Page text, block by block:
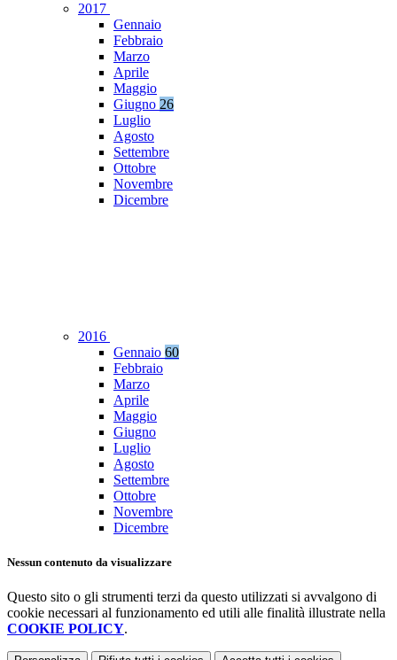
2017
Gennaio
Febbraio
Marzo
Aprile
Maggio
Giugno 26
Luglio
Agosto
Settembre
Ottobre
Novembre
Dicembre
2016
Gennaio 60
Febbraio
Marzo
Aprile
Maggio
Giugno
Luglio
Agosto
Settembre
Ottobre
Novembre
Dicembre
Nessun contenuto da visualizzare
Questo sito o gli strumenti terzi da questo utilizzati si avvalgono di
cookie necessari al funzionamento ed utili alle finalità illustrate nella
COOKIE POLICY.